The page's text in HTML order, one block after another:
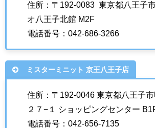
住所：〒192-0083 東京都八王子
オ八王子北館 M2F
電話番号：042-686-3266
ミスターミニット 京王八王子店
住所：〒192-0046 東京都八王子市
２７−１ ショッピングセンター
電話番号：042-656-7135